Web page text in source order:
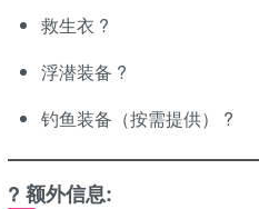
救生衣 ?
浮潜装备 ?
钓鱼装备（按需提供） ?
? 额外信息: